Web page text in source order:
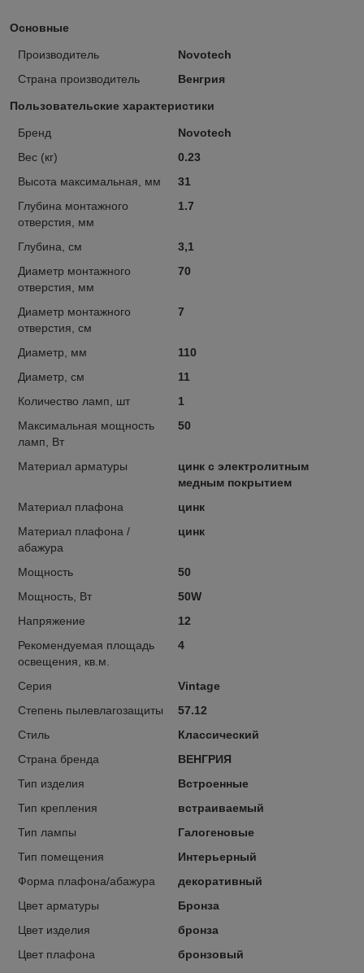
Основные
Производитель
Novotech
Страна производитель
Венгрия
Пользовательские характеристики
Бренд
Novotech
Вес (кг)
0.23
Высота максимальная, мм
31
Глубина монтажного
отверстия, мм
1.7
Глубина, см
3,1
Диаметр монтажного
отверстия, мм
70
Диаметр монтажного
отверстия, см
7
Диаметр, мм
110
Диаметр, см
11
Количество ламп, шт
1
Максимальная мощность
ламп, Вт
50
Материал арматуры
цинк с электролитным
медным покрытием
Материал плафона
цинк
Материал плафона /
абажура
цинк
Мощность
50
Мощность, Вт
50W
Напряжение
12
Рекомендуемая площадь
освещения, кв.м.
4
Серия
Vintage
Степень пылевлагозащиты
57.12
Стиль
Классический
Страна бренда
ВЕНГРИЯ
Тип изделия
Встроенные
Тип крепления
встраиваемый
Тип лампы
Галогеновые
Тип помещения
Интерьерный
Форма плафона/абажура
декоративный
Цвет арматуры
Бронза
Цвет изделия
бронза
Цвет плафона
бронзовый